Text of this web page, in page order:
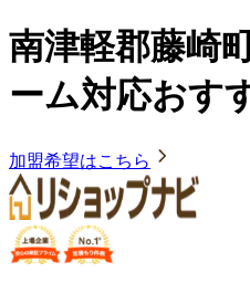
南津軽郡藤崎
ーム対応おす
加盟希望はこちら